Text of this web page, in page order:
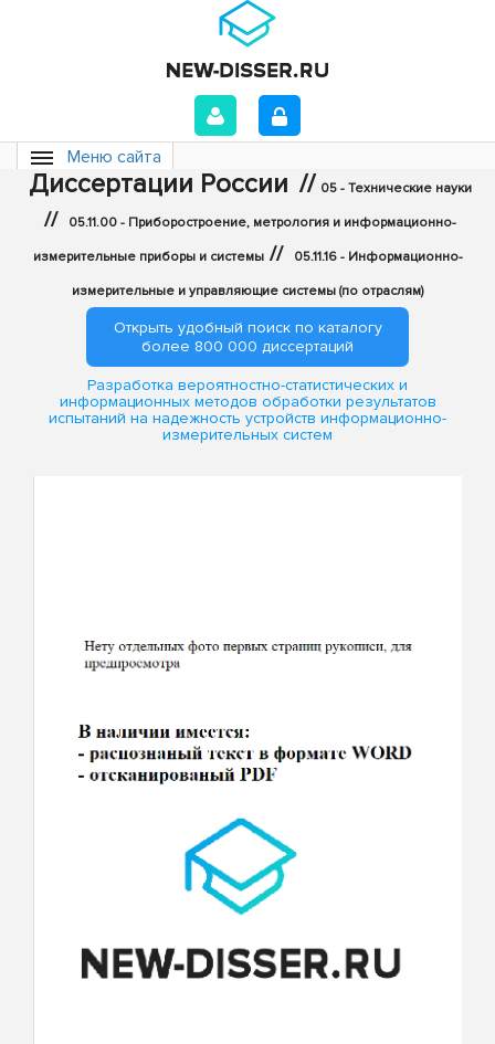
Меню сайта
Диссертации России // 05 - Технические науки
// 05.11.00 - Приборостроение, метрология и информационно-
измерительные приборы и системы // 05.11.16 - Информационно-
измерительные и управляющие системы (по отраслям)
Открыть удобный поиск по каталогу
более 800 000 диссертаций
Разработка вероятностно-статистических и
информационных методов обработки результатов
испытаний на надежность устройств информационно-
измерительных систем